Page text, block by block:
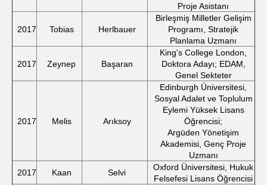
Proje Asistanı
2017 Tobias Herlbauer
Birleşmiş Milletler Gelişim
Programı, Stratejik
Planlama Uzmanı
2017 Zeynep Başaran
King's College London,
Doktora Adayı; EDAM,
Genel Sekteter
2017 Melis Arıksoy
Edinburgh Üniversitesi,
Sosyal Adalet ve Toplulum
Eylemi Yüksek Lisans
Öğrencisi;
Argüden Yönetişim
Akademisi, Genç Proje
Uzmanı
2017
Kaan Selvi
Oxford Üniversitesi, Hukuk
Felsefesi Lisans Öğrencisi